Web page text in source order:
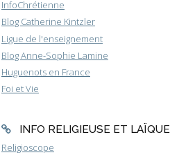
InfoChrétienne
Blog Catherine Kintzler
Ligue de l'enseignement
Blog Anne-Sophie Lamine
Huguenots en France
Foi et Vie
INFO RELIGIEUSE ET LAÏQUE
Religioscope